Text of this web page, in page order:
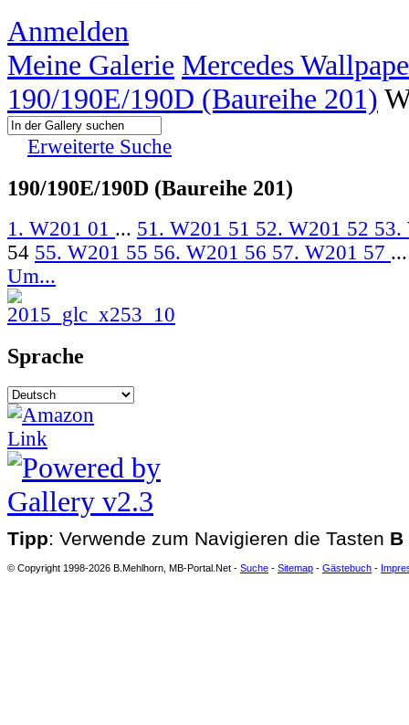
Anmelden
Meine Galerie Mercedes
190/190E/190D (Baureihe 201)
Erweiterte Suche
190/190E/190D (Baureihe 201)
1. W201 01 ... 51. W201 51 52. W201 52 53.
54 55. W201 55 56. W201 56 57. W201 57 ...
Um...
Sprache
Tipp: Verwende zum Navigieren die Tasten B
© Copyright 1998-2026 B.Mehlhorn, MB-Portal.Net - Suche - Sitemap - Gästebuch -